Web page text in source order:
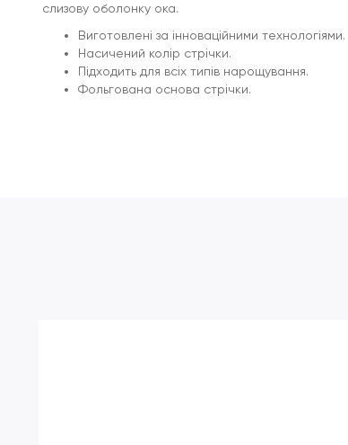
слизову оболонку ока.
Виготовлені за інноваційними технологіями.
Насичений колір стрічки.
Підходить для всіх типів нарощування.
Фольгована основа стрічки.